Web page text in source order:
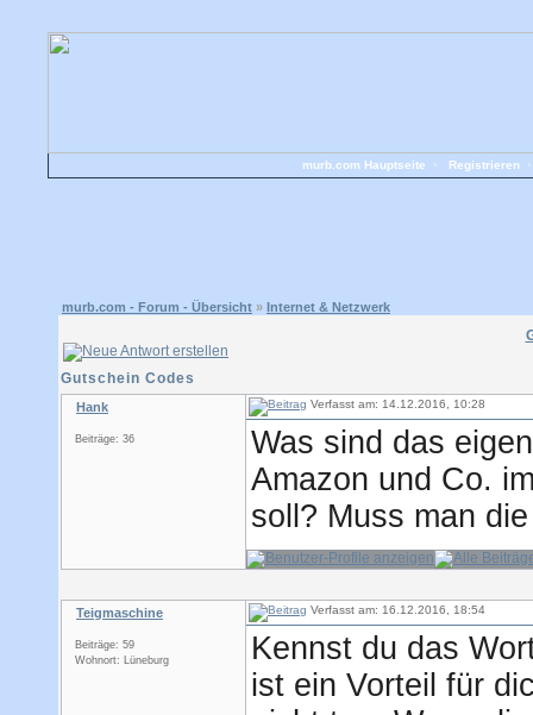
murb.com Hauptseite Registrieren
murb.com - Forum - Übersicht » Internet & Netzwerk
Gutschein Codes
Hank
Beiträge: 36
Verfasst am: 14.12.2016, 10:28
Was sind das
Amazon und Co.
soll? Muss man
Teigmaschine
Beiträge: 59
Wohnort: Lüneburg
Verfasst am: 16.12.2016, 18:54
Kennst du das
ist ein Vorteil für